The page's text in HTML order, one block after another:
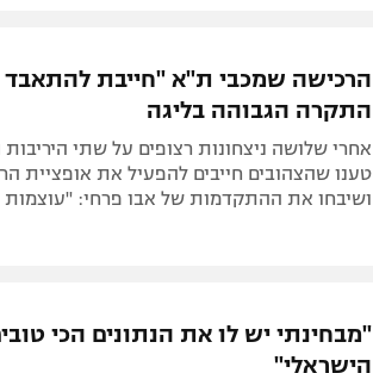
הרכישה שמכבי ת"א "חייבת
התקרה הגבוהה בליגה
אחרי שלושה ניצחונות רצופים על שתי
טענו שהצהובים חייבים להפעיל את אופציית
ושיבחו את ההתקדמות של אבו פרחי: "עוצמות
"מבחינתי יש לו את הנתונים הכי
הישראלי"